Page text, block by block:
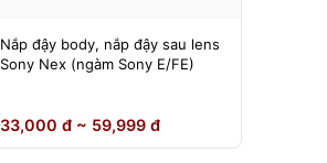
Nắp đậy body, nắp đậy sau lens
Sony Nex (ngàm Sony E/FE)
33,000 đ ~ 59,999 đ